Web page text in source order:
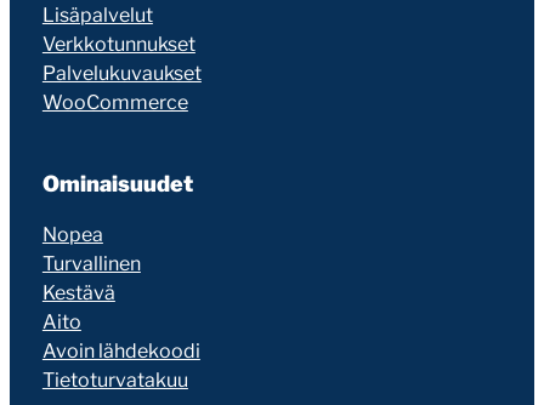
Lisäpalvelut
Verkkotunnukset
Palvelukuvaukset
WooCommerce
Ominaisuudet
Nopea
Turvallinen
Kestävä
Aito
Avoin lähdekoodi
Tietoturvatakuu